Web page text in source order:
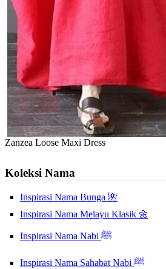
Zanzea Loose Maxi Dress
Koleksi Nama
Inspirasi Nama Bunga 🌺
Inspirasi Nama Melayu Klasik 🌼
Inspirasi Nama Nabi ﷺ
Inspirasi Nama Sahabat Nabi ﷺ